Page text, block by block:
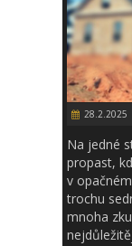
28.2.2025
Na jedné
propast,
v
trochu
mnoha